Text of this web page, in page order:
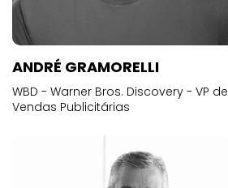
ANDRÉ GRAMORELLI
WBD - Warner Bros. Discovery - VP de
Vendas Publicitárias